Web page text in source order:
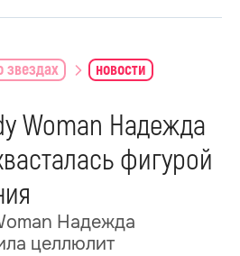
звездах новости
Woman Надежда
фигурой
Надежда
целлюлит